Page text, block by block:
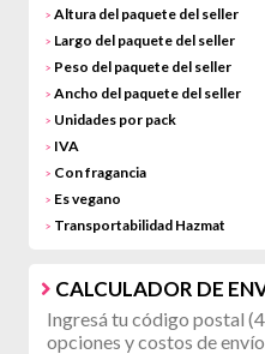
> Altura del paquete del seller
> Largo del paquete del seller
> Peso del paquete del seller
> Ancho del paquete del seller
> Unidades por pack
> IVA
> Con fragancia
> Es vegano
> Transportabilidad Hazmat
CALCULADOR DE
Ingresá tu código postal
opciones y costos de